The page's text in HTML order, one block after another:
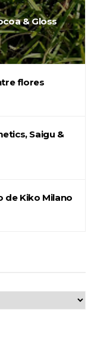
& Gloss
flores
Saigu &
de Kiko Milano